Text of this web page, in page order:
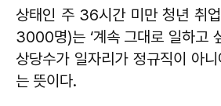
상태인 주 36시간 미만 청년 취
3000명)는 ‘계속 그대로 일하고
상당수가 일자리가 정규직이 아
는 뜻이다.